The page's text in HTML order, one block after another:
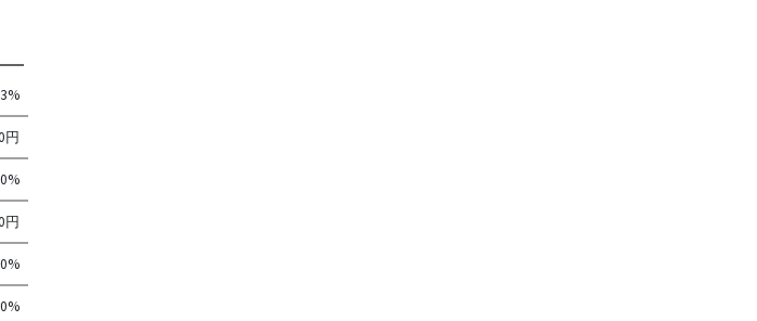
円
0%
円
0%